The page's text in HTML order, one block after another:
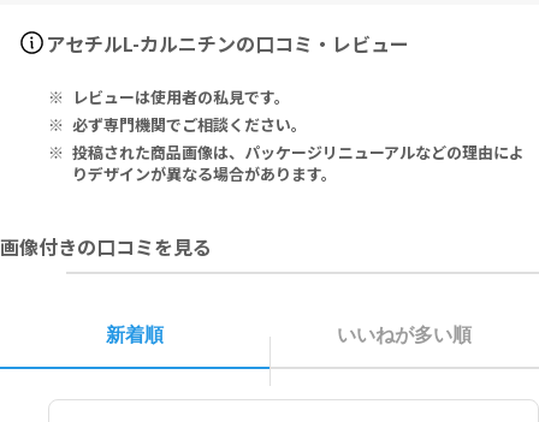
妊娠中・妊娠の可能性のある方・授乳中の方は、使用をお控えくださ
い。
ださい。
子供の手の届かないところに保管してください。
競技大会や各種検定などの対象となるアスリートは、本品使用前にご
自身の統括団体にご確認ください。
Serving Size 1 Capsule:
Acetyl L-Carnitine 500mg
Other Ingredients: Dicalcium Phosphate, Silicon Dioxide, Gal
atin.
1粒あたり：
その他の成分：リン酸２Ｃａ、二酸化ケイ素、ゼラチン
アセチルL-カルニチンの口コミ・レビュー
レビューは使用者の私見です。
必ず専門機関でご相談ください。
投稿された商品画像は、パッケージリニューアルなどの理由によ
りデザインが異なる場合があります。
画像付きの口コミを見る
新着順 いいねが多い順